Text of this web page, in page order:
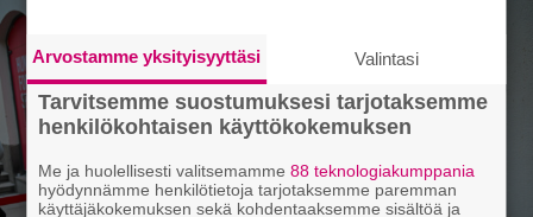
Arvostamme yksityisyyttäsi Valintasi
Tarvitsemme suostumuksesi tarjotaksemme
henkilökohtaisen käyttökokemuksen
Me ja huolellisesti valitsemamme88 teknologiakumppania
hyödynnämme henkilötietoja tarjotaksemme paremman
käyttäjäkokemuksen sekä kohdentaaksemme sisältöä ja